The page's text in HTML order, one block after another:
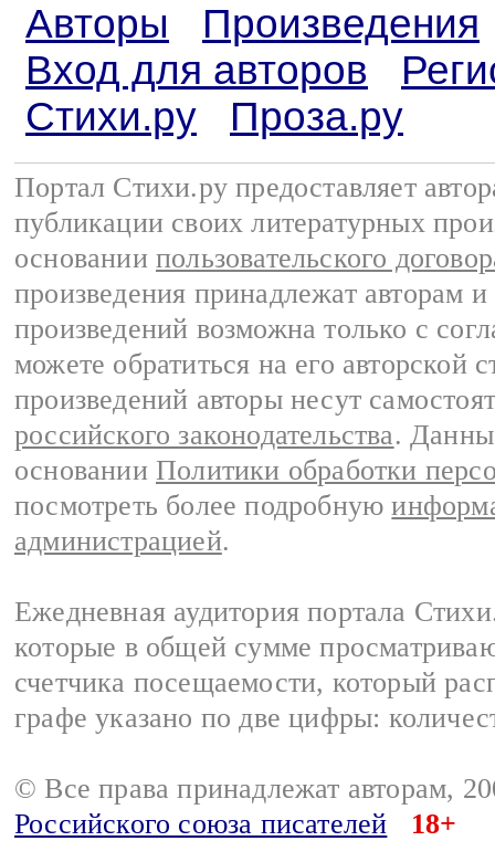
Авторы
Произведения
Вход для авторов
Стихи.ру
Проза.ру
Портал Стихи.ру предоставляет
публикации своих литературных
основании пользовательского
произведения принадлежат авторам
произведений возможна только с
можете обратиться на его авторской
произведений авторы несут
российского законодательства.
основании Политики обработки
посмотреть более подробную
администрацией.
Ежедневная аудитория портала
которые в общей сумме
счетчика посещаемости, который
графе указано по две цифры:
© Все права принадлежат авторам,
Российского союза писателей
18+